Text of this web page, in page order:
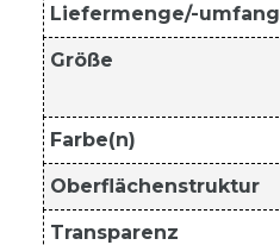
Liefermenge/-umfang
Größe
Farbe(n)
Oberflächenstruktur
Transparenz